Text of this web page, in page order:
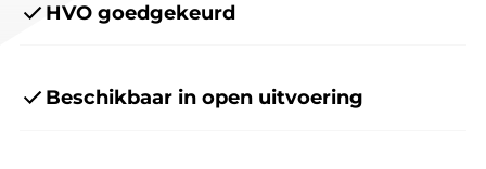
HVO goedgekeurd
Beschikbaar in open uitvoering